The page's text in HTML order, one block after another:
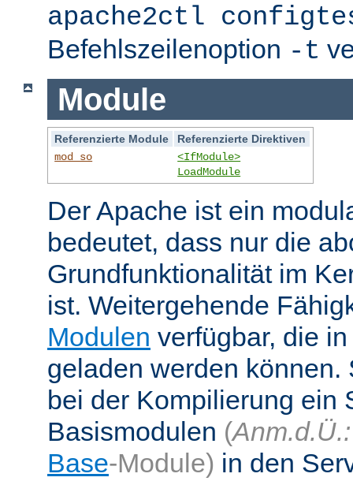
apache2ctl
Befehlszeilenoption -t
Module
Referenzierte Module
Referenzierte Direktiven
mod_so
<IfModule>
LoadModule
Der Apache ist ein
bedeutet, dass nur die
Grundfunktionalität im
ist. Weitergehende
Modulen verfügbar, die
geladen werden
bei der Kompilierung ein
Basismodulen (Anm.d.Ü.:
Base-Module) in den